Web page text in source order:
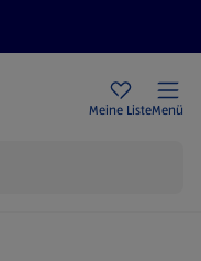
Meine ListeMenü